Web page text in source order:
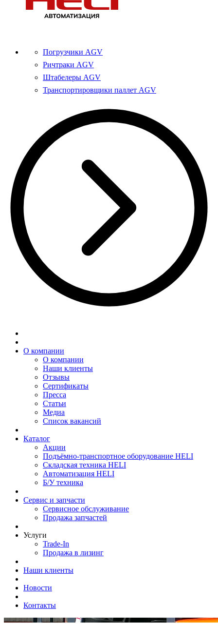
Погрузчики AGV
Ричтраки AGV
Штабелеры AGV
Транспортировщики паллет AGV
О компании
О компании
Наши клиенты
Отзывы
Сертификаты
Пресса
Статьи
Медиа
Список вакансий
Каталог
Акции
Подъёмно-транспортное оборудование HELI
Складская техника HELI
Автоматизация HELI
Б/У техника
Сервис и запчасти
Сервисное обслуживание
Продажа запчастей
Услуги
Trade-In
Продажа в лизинг
Наши клиенты
Новости
Контакты